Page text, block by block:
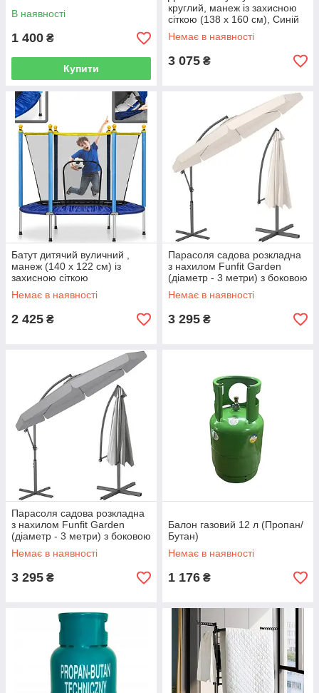
В наявності
1 400 ₴
Купити
круглий, манеж із захисною
сіткою (138 x 160 см), Синій
навантаження до 45 кг
Немає в наявності
3 075 ₴
Батут дитячий вуличний ,
манеж (140 x 122 см) із
захисною сіткою
навантаження до 25 кг
Немає в наявності
2 425 ₴
Парасоля садова розкладна
з нахилом Funfit Garden
(діаметр - 3 метри) з боковою
стійкою, біла
Немає в наявності
3 295 ₴
Парасоля садова розкладна
з нахилом Funfit Garden
(діаметр - 3 метри) з боковою
стійкою, сірий
Немає в наявності
3 295 ₴
Балон газовий 12 л (Пропан/
Бутан)
Немає в наявності
1 176 ₴